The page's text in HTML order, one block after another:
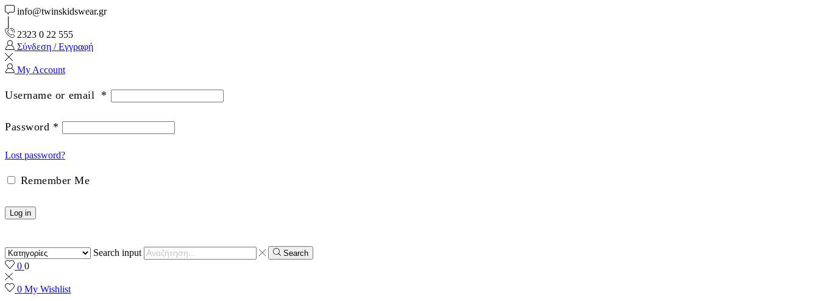
info@twinskidswear.gr
2323 0 22 555
Σύνδεση / Εγγραφή
My Account
Username or email *
Password *
Lost password?
Remember Me
Log in
Search input Search
0 0
0 My Wishlist